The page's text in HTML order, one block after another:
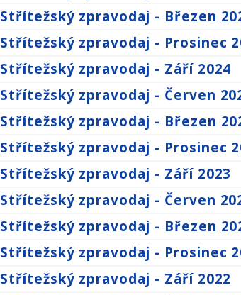
Střítežský zpravodaj - Březen
Střítežský zpravodaj - Prosinec
Střítežský zpravodaj - Září 2024
Střítežský zpravodaj - Červen
Střítežský zpravodaj - Březen
Střítežský zpravodaj - Prosinec
Střítežský zpravodaj - Září 2023
Střítežský zpravodaj - Červen
Střítežský zpravodaj - Březen
Střítežský zpravodaj - Prosinec
Střítežský zpravodaj - Září 2022